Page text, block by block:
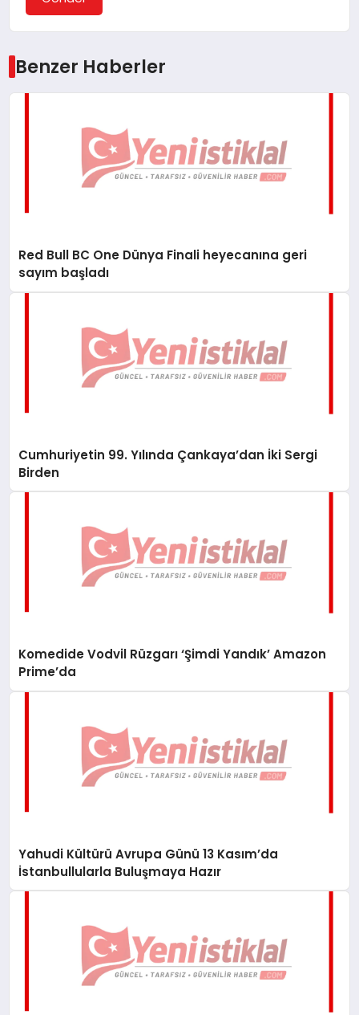
Benzer Haberler
Red Bull BC One Dünya Finali heyecanına geri
sayım başladı
Cumhuriyetin 99. Yılında Çankaya’dan İki Sergi
Birden
Komedide Vodvil Rüzgarı ‘Şimdi Yandık’ Amazon
Prime’da
Yahudi Kültürü Avrupa Günü 13 Kasım’da
İstanbullularla Buluşmaya Hazır